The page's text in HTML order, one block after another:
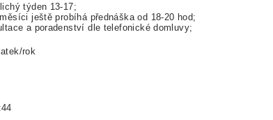
týden 13-17;
ještě probíhá přednáška od 18-20 hod;
a poradenství dle telefonické domluvy;
rok